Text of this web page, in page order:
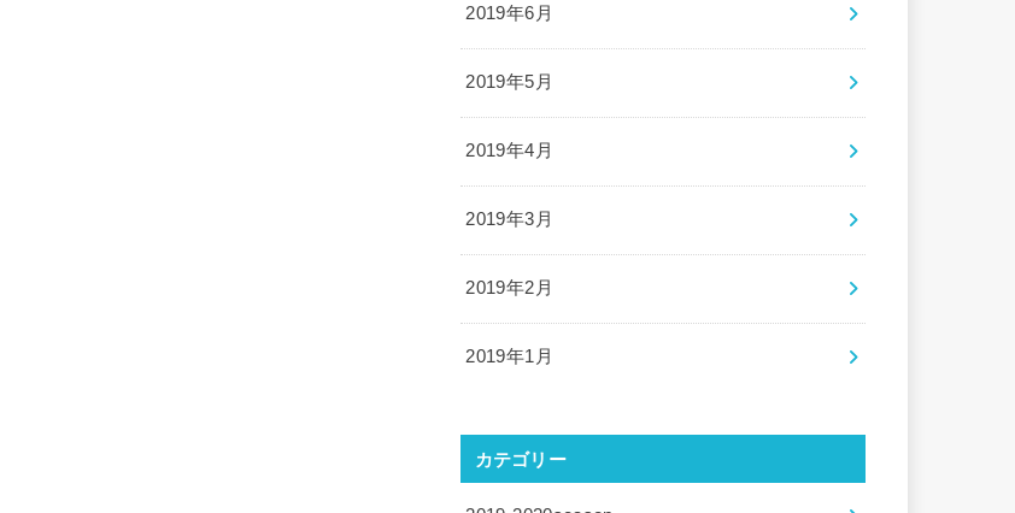
2019年6月
2019年5月
2019年4月
2019年3月
2019年2月
2019年1月
カテゴリー